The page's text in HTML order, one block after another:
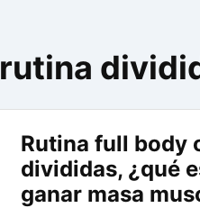
rutina
Rutina full body
divididas, ¿qué
ganar masa